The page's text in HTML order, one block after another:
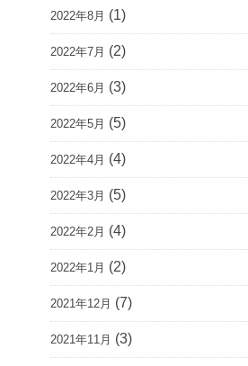
2022年8月 (1)
2022年7月 (2)
2022年6月 (3)
2022年5月 (5)
2022年4月 (4)
2022年3月 (5)
2022年2月 (4)
2022年1月 (2)
2021年12月 (7)
2021年11月 (3)